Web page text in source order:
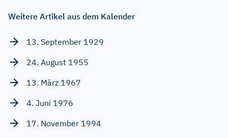
Weitere Artikel aus dem Kalender
13. September 1929
24. August 1955
13. März 1967
4. Juni 1976
17. November 1994